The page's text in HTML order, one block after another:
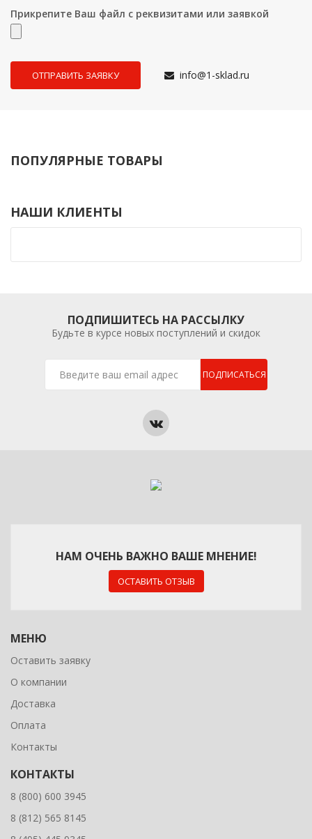
Прикрепите Ваш файл с реквизитами или заявкой
info@1-sklad.ru
ПОПУЛЯРНЫЕ ТОВАРЫ
НАШИ КЛИЕНТЫ
ПОДПИШИТЕСЬ НА РАССЫЛКУ
Будьте в курсе новых поступлений и скидок
ПОДПИСАТЬСЯ
НАМ ОЧЕНЬ ВАЖНО ВАШЕ МНЕНИЕ!
ОСТАВИТЬ ОТЗЫВ
МЕНЮ
Оставить заявку
О компании
Доставка
Оплата
Контакты
КОНТАКТЫ
8 (800) 600 3945
8 (812) 565 8145